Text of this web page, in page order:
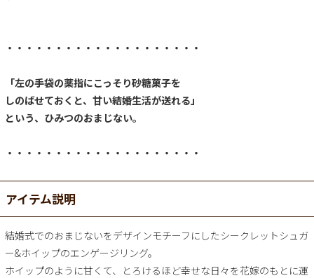
・・・・・・・・・・・・・・・・・・・・
「左の手袋の薬指にこっそり砂糖菓子を
しのばせておくと、甘い結婚生活が送れる」
という、ひみつのおまじない。
・・・・・・・・・・・・・・・・・・・・
アイテム説明
結婚式でのおまじないをデザインモチーフにしたシークレットシュガ
ー&ホイップのエンゲージリング。
ホイップのように甘くて、とろけるほど幸せな日々を花嫁のもとに運